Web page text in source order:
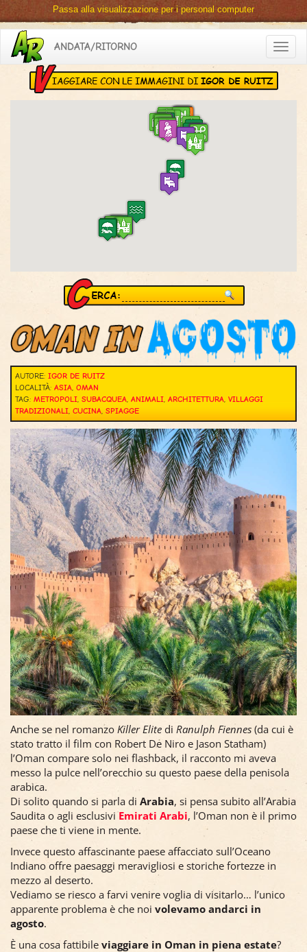
Passa alla visualizzazione per i personal computer
ANDATA/RITORNO
AUTORE: IGOR DE RUITZ
LOCALITÀ: ASIA, OMAN
TAG: METROPOLI, SUBACQUEA, ANIMALI, ARCHITETTURA, VILLAGGI
TRADIZIONALI, CUCINA, SPIAGGE
Anche se nel romanzo Killer Elite di Ranulph Fiennes (da cui è
stato tratto il film con Robert De Niro e Jason Statham)
l’Oman compare solo nei flashback, il racconto mi aveva
messo la pulce nell’orecchio su questo paese della penisola
arabica.
Di solito quando si parla di Arabia, si pensa subito all’Arabia
Saudita o agli esclusivi Emirati Arabi, l’Oman non è il primo
paese che ti viene in mente.
Invece questo affascinante paese affacciato sull’Oceano
Indiano offre paesaggi meravigliosi e storiche fortezze in
mezzo al deserto.
Vediamo se riesco a farvi venire voglia di visitarlo… l’unico
apparente problema è che noi volevamo andarci in
agosto.
È una cosa fattibile viaggiare in Oman in piena estate?